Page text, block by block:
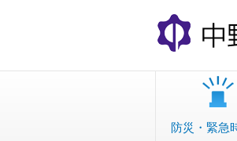
文
へ
動
防災・緊急